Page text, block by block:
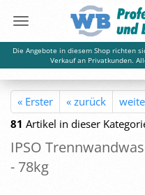
Die Angebote in diesem Shop richten
Verkauf an Privatkunden.
« Erster « zurück
81 Artikel in dieser
IPSO
- 78kg